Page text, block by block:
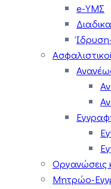
e-ΥΜΣ
Οργανώσεις
Μητρώο-